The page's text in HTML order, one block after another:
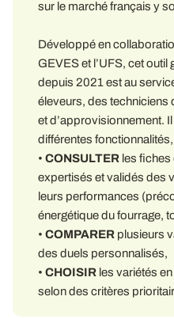
sur le marché français y
Développé en
GEVES et l’UFS, cet outil
depuis 2021 est au
éleveurs, des techniciens
et d’approvisionnement.
différentes fonctionnalités,
• CONSULTER les fiches
expertisés et validés des
leurs performances
énergétique du fourrage,
• COMPARER plusieurs
des duels personnalisés,
• CHOISIR les variétés
selon des critères